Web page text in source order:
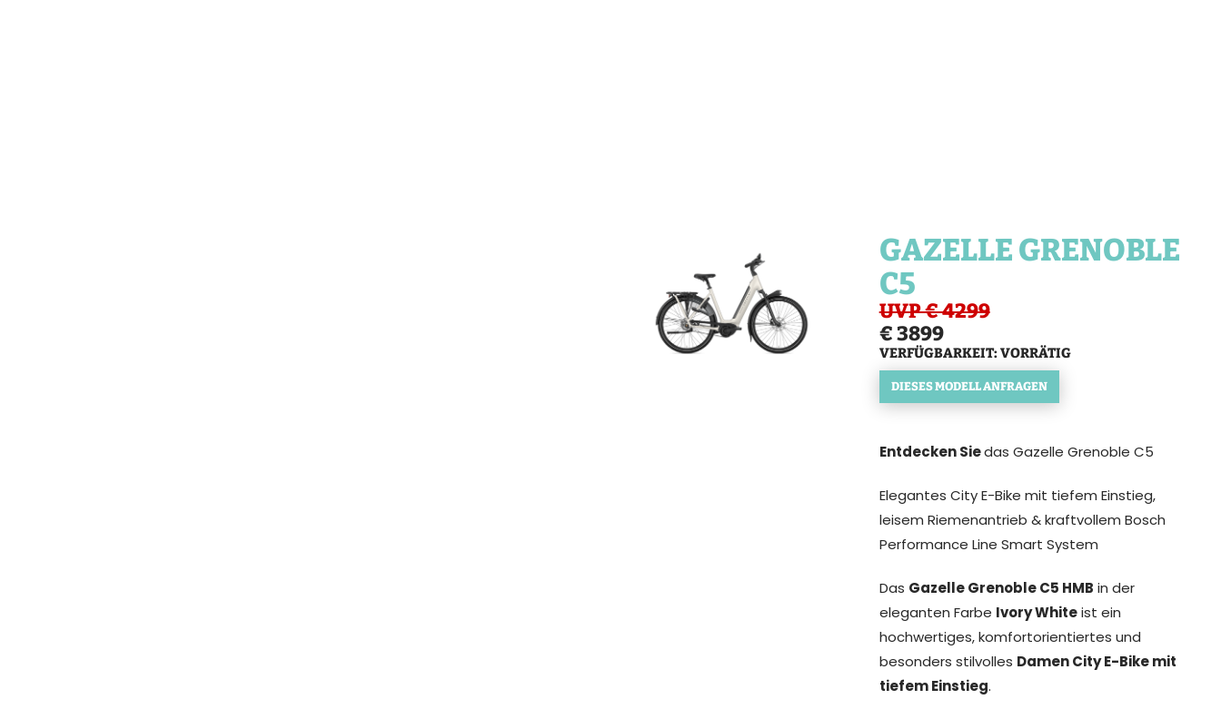
GAZELLE GRENOBLE
C5
UVP € 4299
€ 3899
VERFÜGBARKEIT: VORRÄTIG
DIESES MODELL ANFRAGEN
Entdecken Siedas Gazelle Grenoble C5
Elegantes City E-Bike mit tiefem Einstieg,
leisem Riemenantrieb & kraftvollem Bosch
Performance Line Smart System
Das Gazelle Grenoble C5 HMB in der
eleganten Farbe Ivory Whiteist ein
hochwertiges, komfortorientiertes und
besonders stilvolles Damen City E-Bike mit
tiefem Einstieg.